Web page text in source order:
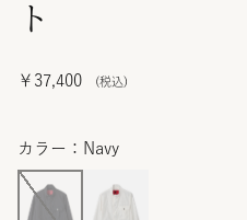
ト
￥37,400
カラー：Navy